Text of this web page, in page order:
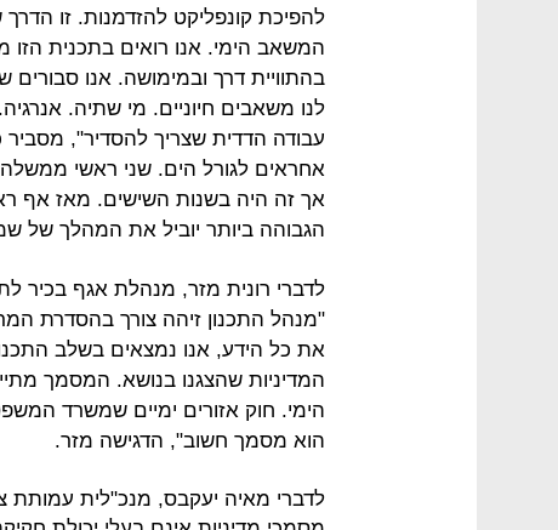
להפיכת קונפליקט להזדמנות. זו
המשאב הימי. אנו רואים בתכנית
בהתוויית דרך ובמימושה. אנו
לנו משאבים חיוניים. מי שתיה.
עבודה הדדית שצריך להסדיר", מסביר
אחראים לגורל הים. שני ראשי ממשלה
אך זה היה בשנות השישים. מאז אף
הגבוהה ביותר יוביל את המהלך של
לדברי רונית מזר, מנהלת אגף בכיר
"מנהל התכנון זיהה צורך בהסדרת
את כל הידע, אנו נמצאים בשלב
המדיניות שהצגנו בנושא. המסמך
הימי. חוק אזורים ימיים שמשרד
הוא מסמך חשוב", הדגישה מזר.
לדברי מאיה יעקבס, מנכ"לית עמותת